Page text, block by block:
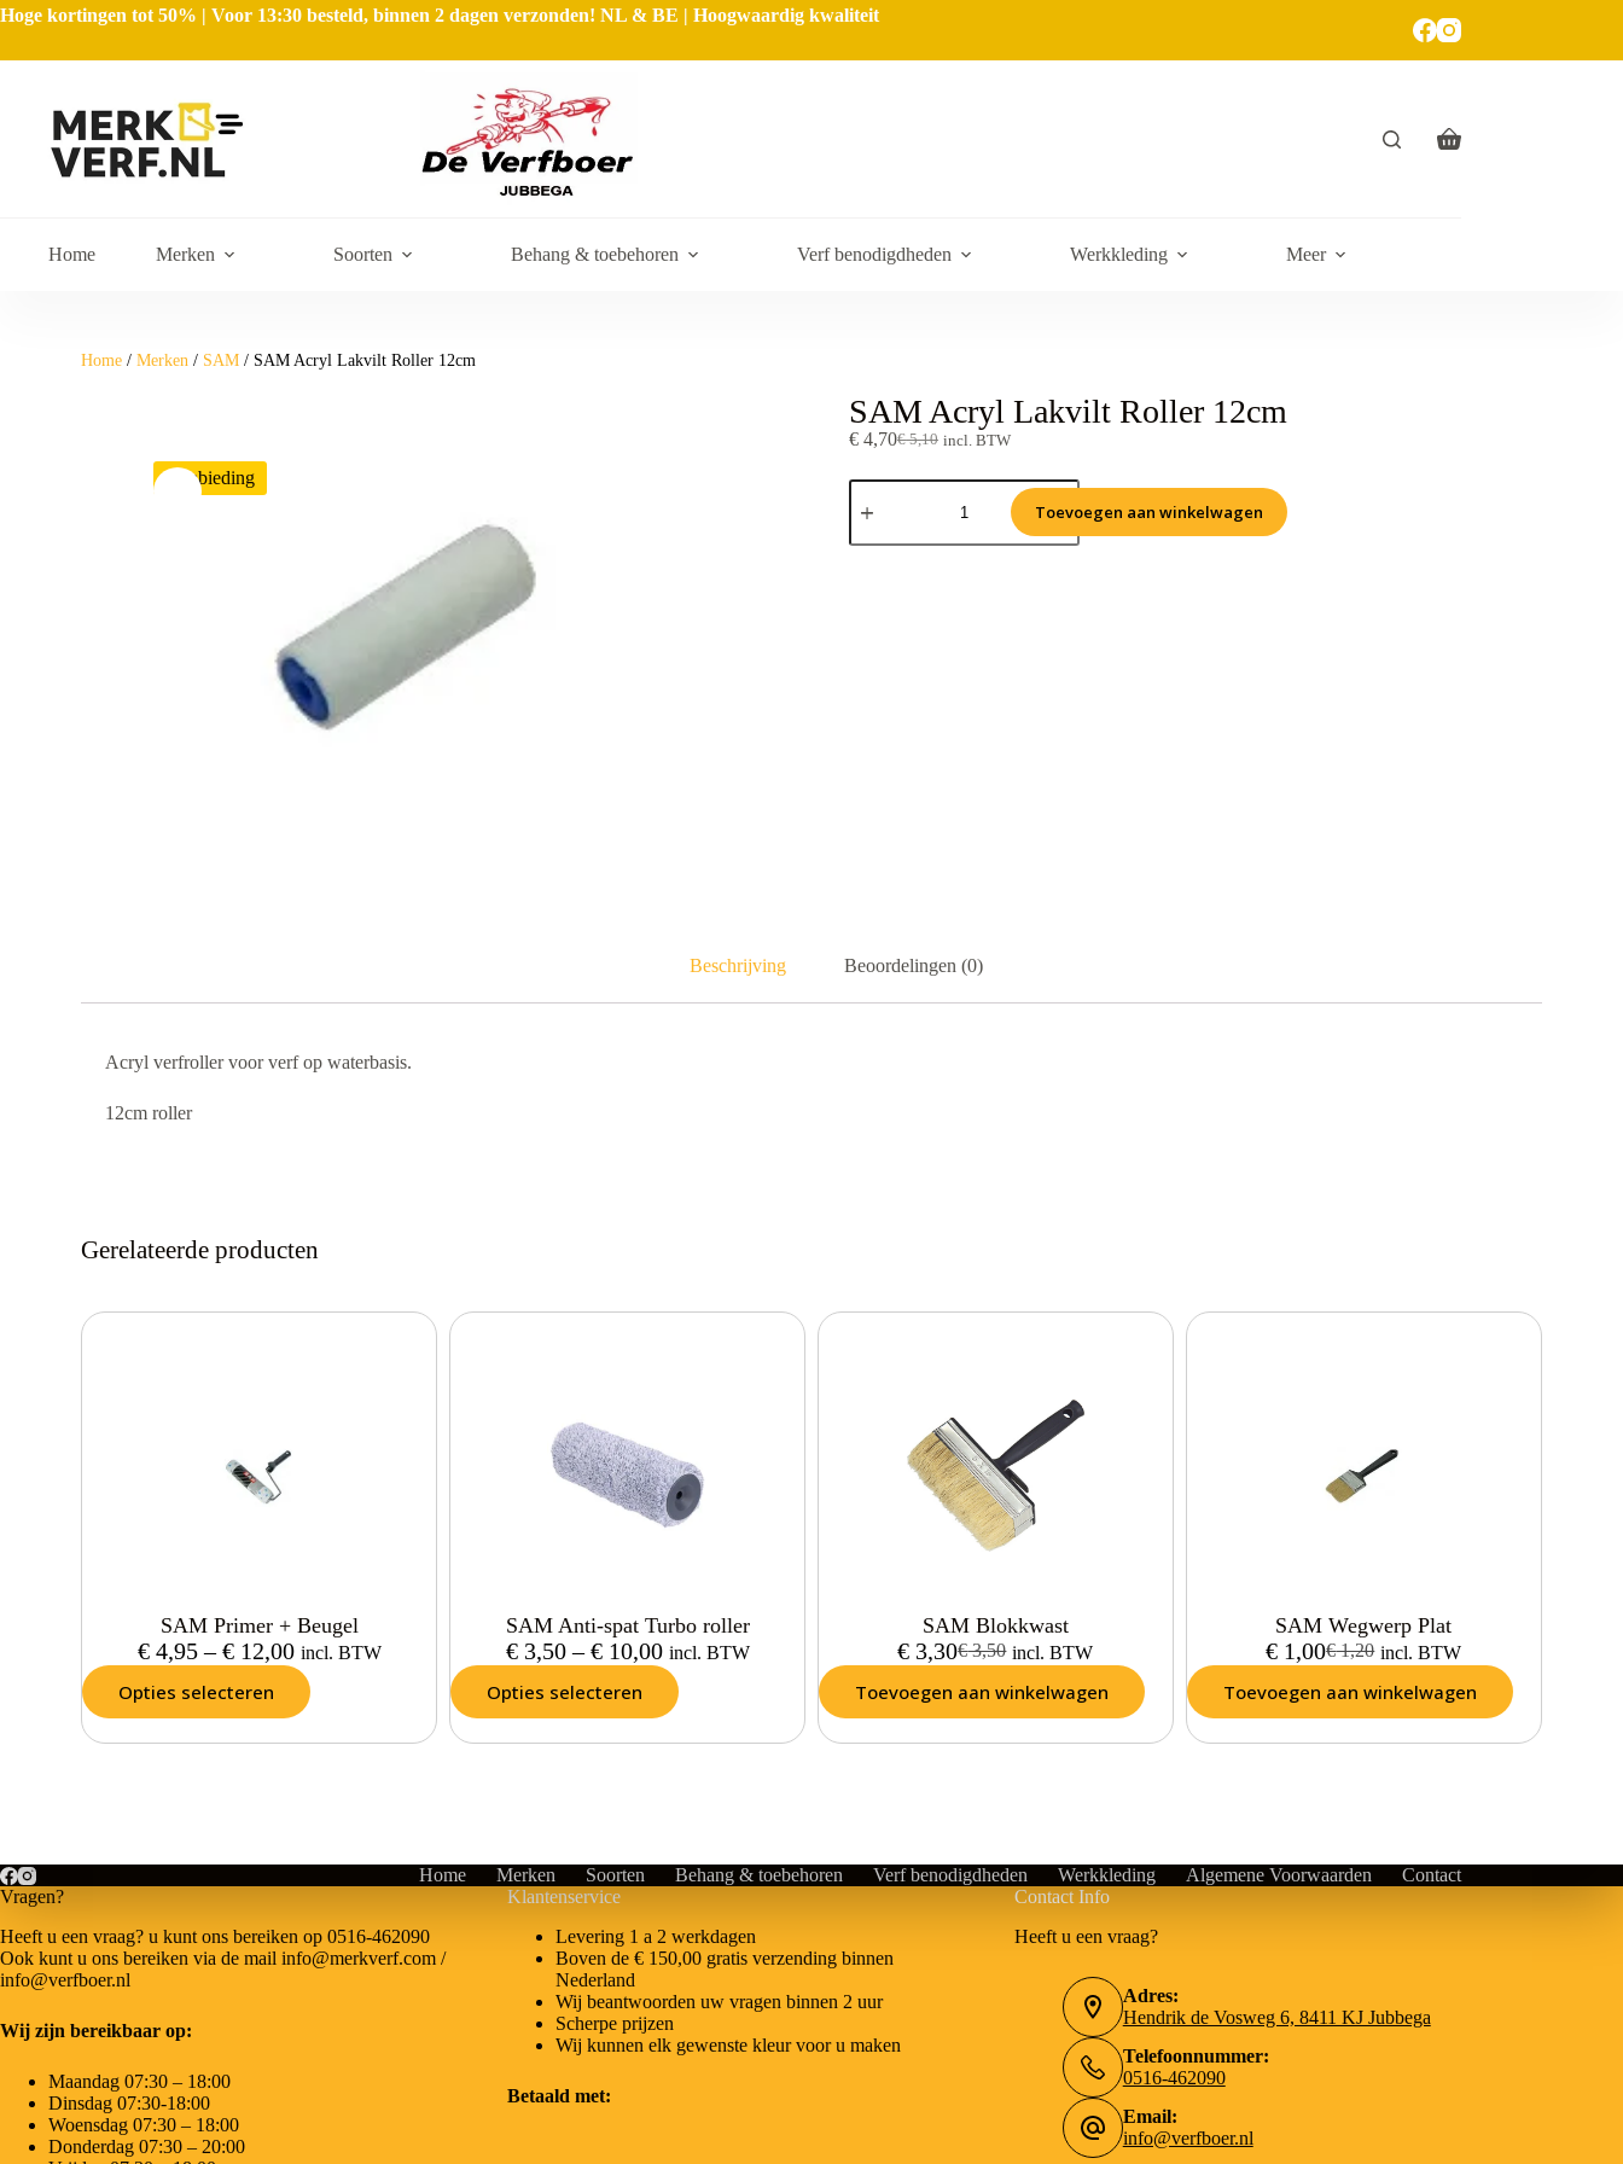
Hoge kortingen tot 50% | Voor 13:30 besteld, binnen 2 dagen verzonden! NL & BE | Hoogwaardig kwaliteit
Home Merken Soorten Behang & toebehoren Verf benodigdheden Werkkleding Meer
Home /Merken / SAM / SAM Acryl Lakvilt Roller 12cm
Aanbieding
SAM Acryl Lakvilt Roller 12cm
€5,10
€ 4,70 incl. BTW
Toevoegen aan winkelwagen
Beschrijving Beoordelingen (0)
Acryl verfroller voor verf op waterbasis.
12cm roller
Gerelateerde producten
SAM Primer + Beugel
€4,95 – €12,00 incl. BTW
Opties selecteren
SAM Anti-spat Turbo roller
€3,50 – €10,00 incl. BTW
Opties selecteren
SAM Blokkwast
€3,50
€ 3,30 incl. BTW
Toevoegen aan winkelwagen
SAM Wegwerp Plat
€1,20
€ 1,00 incl. BTW
Toevoegen aan winkelwagen
Home Merken Soorten Behang & toebehoren Verf benodigdheden Werkkleding Algemene Voorwaarden
Contact
Vragen?
Heeft u een vraag? u kunt ons bereiken op 0516-462090
Ook kunt u ons bereiken via de mail info@merkverf.com /
info@verfboer.nl
Wij zijn bereikbaar op:
Maandag 07:30 – 18:00
Dinsdag 07:30-18:00
Woensdag 07:30 – 18:00
Donderdag 07:30 – 20:00
Klantenservice
Levering 1 a 2 werkdagen
Boven de € 150,00 gratis verzending binnen
Nederland
Wij beantwoorden uw vragen binnen 2 uur
Scherpe prijzen
Wij kunnen elk gewenste kleur voor u maken
Betaald met:
Contact Info
Heeft u een vraag?
Adres:
Hendrik de Vosweg 6, 8411 KJ Jubbega
Telefoonnummer:
0516-462090
Email:
info@verfboer.nl